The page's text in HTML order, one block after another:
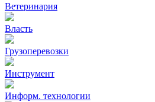
Ветеринария
Власть
Грузоперевозки
Инструмент
Информ. технологии